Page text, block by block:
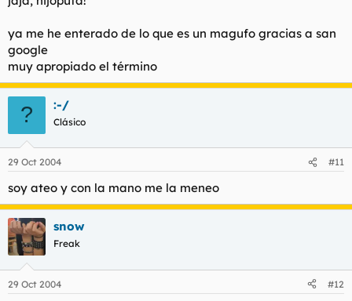
tu cara cuando te la enchufo
un saludo
ya me he enterado de lo que es un magufo gracias a san
google
muy apropiado el término
? :-/
Clásico
29 Oct 2004 #11
soy ateo y con la mano me la meneo
snow
Freak
29 Oct 2004 #12